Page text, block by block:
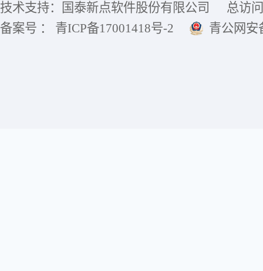
技术支持：国泰新点软件股份有限公司
总访
备案号 ： 青ICP备17001418号-2
青公网安